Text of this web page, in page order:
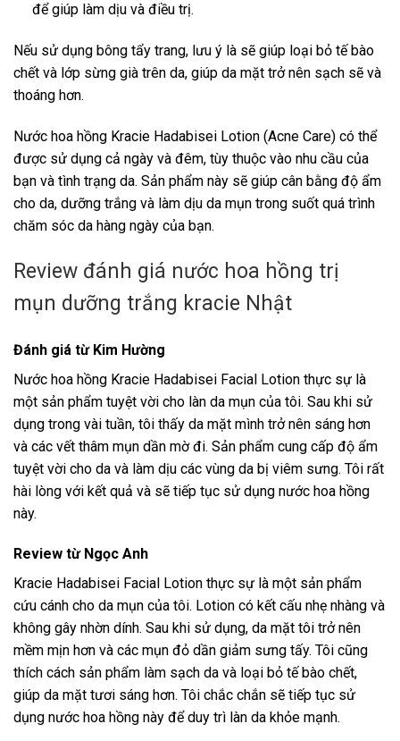
để giúp làm dịu và điều trị.
Nếu sử dụng bông tẩy trang, lưu ý là sẽ giúp loại bỏ tế bào
chết và lớp sừng già trên da, giúp da mặt trở nên sạch sẽ và
thoáng hơn.
Nước hoa hồng Kracie Hadabisei Lotion (Acne Care) có thể
được sử dụng cả ngày và đêm, tùy thuộc vào nhu cầu của
bạn và tình trạng da. Sản phẩm này sẽ giúp cân bằng độ ẩm
cho da, dưỡng trắng và làm dịu da mụn trong suốt quá trình
chăm sóc da hàng ngày của bạn.
Review đánh giá nước hoa hồng trị
mụn dưỡng trắng kracie Nhật
Đánh giá từ Kim Hường
Nước hoa hồng Kracie Hadabisei Facial Lotion thực sự là
một sản phẩm tuyệt vời cho làn da mụn của tôi. Sau khi sử
dụng trong vài tuần, tôi thấy da mặt mình trở nên sáng hơn
và các vết thâm mụn dần mờ đi. Sản phẩm cung cấp độ ẩm
tuyệt vời cho da và làm dịu các vùng da bị viêm sưng. Tôi rất
hài lòng với kết quả và sẽ tiếp tục sử dụng nước hoa hồng
này.
Review từ Ngọc Anh
Kracie Hadabisei Facial Lotion thực sự là một sản phẩm
cứu cánh cho da mụn của tôi. Lotion có kết cấu nhẹ nhàng và
không gây nhờn dính. Sau khi sử dụng, da mặt tôi trở nên
mềm mịn hơn và các mụn đỏ dần giảm sưng tấy. Tôi cũng
thích cách sản phẩm làm sạch da và loại bỏ tế bào chết,
giúp da mặt tươi sáng hơn. Tôi chắc chắn sẽ tiếp tục sử
dụng nước hoa hồng này để duy trì làn da khỏe mạnh.